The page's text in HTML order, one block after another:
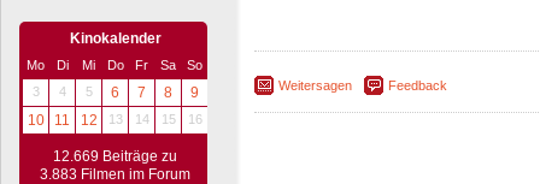
Kinokalender
Mo Di Mi Do Fr Sa
So
3
4 5 6 7 8
9
10
11 12 13 14 15 16
12.669 Beiträge zu
3.883 Filmen im Forum
Weitersagen Feedback